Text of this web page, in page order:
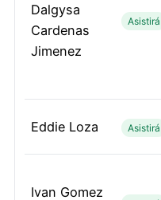
Dalgysa
Cardenas
Jimenez
Asistirá
Eddie Loza Asistirá
Ivan Gomez